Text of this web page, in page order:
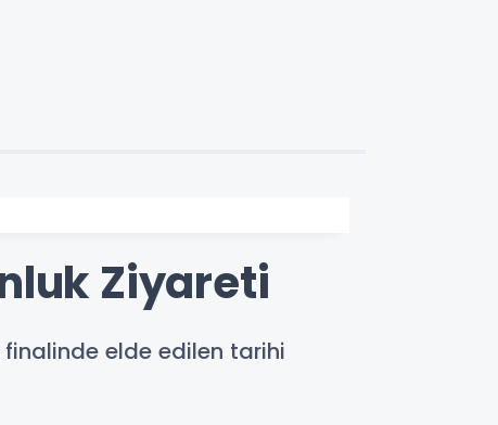
Ziyareti
finalinde elde edilen tarihi